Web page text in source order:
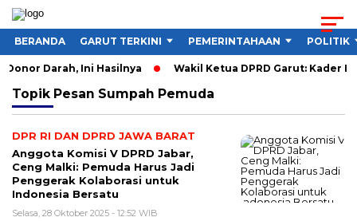
BERANDA GARUT TERKINI PEMERINTAHAAN POLITIK
Darah, Ini Hasilnya Wakil Ketua DPRD Garut: Kader
Topik Pesan Sumpah Pemuda
DPR RI DAN DPRD JAWA BARAT
Anggota Komisi V DPRD Jabar,
Ceng Malki: Pemuda Harus Jadi
Penggerak Kolaborasi untuk
Indonesia Bersatu
Selasa, 28 Oktober 2025 - 12:52 WIB